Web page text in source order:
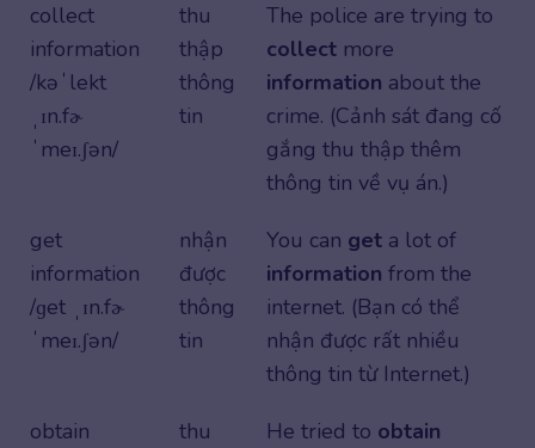
collect
information
/kəˈlekt
ˌɪn.fɚ
ˈmeɪ.ʃən/
thu
thập
thông
tin
The police are trying to
collect more
information about the
crime. (Cảnh sát đang cố
gắng thu thập thêm
thông tin về vụ án.)
get
information
/ɡet ˌɪn.fɚ
ˈmeɪ.ʃən/
nhận
được
thông
tin
You can get a lot of
information from the
internet. (Bạn có thể
nhận được rất nhiều
thông tin từ Internet.)
obtain
thu
He tried to obtain